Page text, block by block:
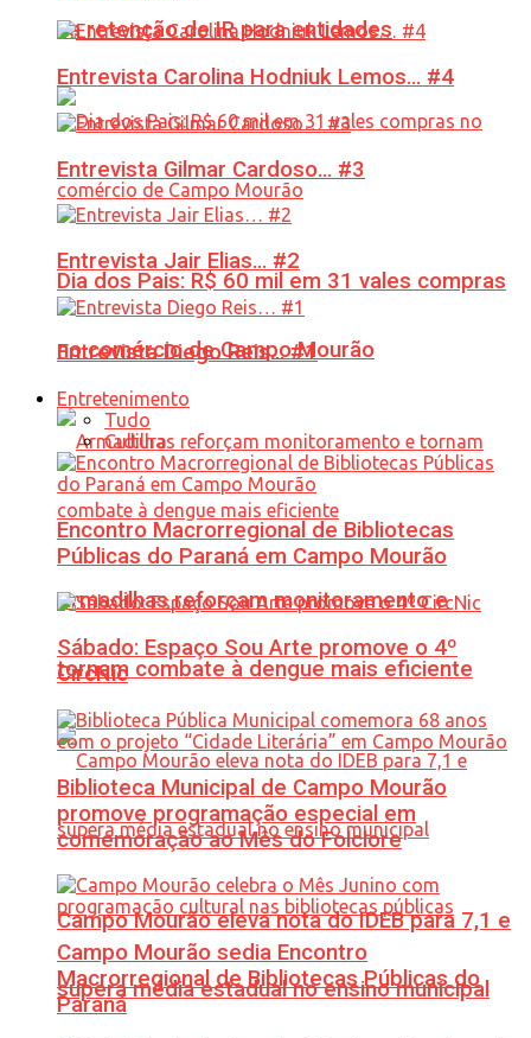
na retenção de IR para entidades
Dia dos Pais: R$ 60 mil em 31 vales compras
no comércio de Campo Mourão
Armadilhas reforçam monitoramento e
tornam combate à dengue mais eficiente
Campo Mourão eleva nota do IDEB para 7,1 e
supera média estadual no ensino municipal
Entrevista Carolina Hodniuk Lemos… #4
Entrevista Gilmar Cardoso… #3
Entrevista Jair Elias… #2
Entrevista Diego Reis… #1
Entretenimento
Tudo
Cultura
Encontro Macrorregional de Bibliotecas
Públicas do Paraná em Campo Mourão
Sábado: Espaço Sou Arte promove o 4º
CircNic
Biblioteca Municipal de Campo Mourão
promove programação especial em
comemoração ao Mês do Folclore
Campo Mourão sedia Encontro
Macrorregional de Bibliotecas Públicas do
Paraná